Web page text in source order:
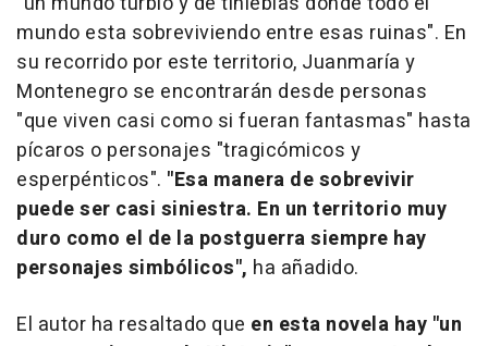
mundo esta sobreviviendo entre esas ruinas". En
su recorrido por este territorio, Juanmaría y
Montenegro se encontrarán desde personas
"que viven casi como si fueran fantasmas" hasta
pícaros o personajes "tragicómicos y
esperpénticos". "Esa manera de sobrevivir
puede ser casi siniestra. En un territorio muy
duro como el de la postguerra siempre hay
personajes simbólicos", ha añadido.
El autor ha resaltado que en esta novela hay "un